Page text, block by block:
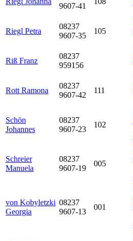
9607-41
Riegl Petra
08237
9607-35
105
Riß Franz
08237
959156
Rott Ramona
08237
9607-42
111
Schön
Johannes
08237
9607-23
102
Schreier
Manuela
08237
9607-19
005
von Kobyletzki
Georgia
08237
9607-13
001